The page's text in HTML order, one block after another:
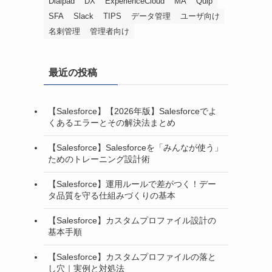
SFA
Slack TIPS データ管理
ユーザ向け
名刺管理
管理者向け
最近の投稿
【Salesforce】【2026年版】Salesforceでよ
くあるエラーとその解決法まとめ
【Salesforce】Salesforceを「みんなが使う」
ためのトレーニング設計術
【Salesforce】運用ルールで差がつく！デー
タ品質を守る仕組みづくりの基本
【Salesforce】カスタムプロファイル設計の
基本手順
【Salesforce】カスタムプロファイルの落と
し穴｜実例と対処法